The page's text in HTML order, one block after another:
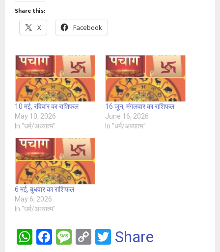
Share this:
X Facebook
10 मई, रविवार का राशिफल
May 10, 2026
In "धर्म/अध्यात्म"
16 जून, मंगलवार का राशिफल
June 16, 2026
In "धर्म/अध्यात्म"
6 मई, बुधवार का राशिफल
May 6, 2026
In "धर्म/अध्यात्म"
W F
M C
T
Share